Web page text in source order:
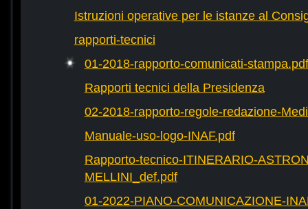
Istruzioni operative per le istanze al
rapporti-tecnici
01-2018-rapporto-comunicati-stampa.pdf
Rapporti tecnici della Presidenza
02-2018-rapporto-regole-redazione-
Manuale-uso-logo-INAF.pdf
Rapporto-tecnico-ITINERARIO-
MELLINI_def.pdf
01-2022-PIANO-COMUNICAZIONE-